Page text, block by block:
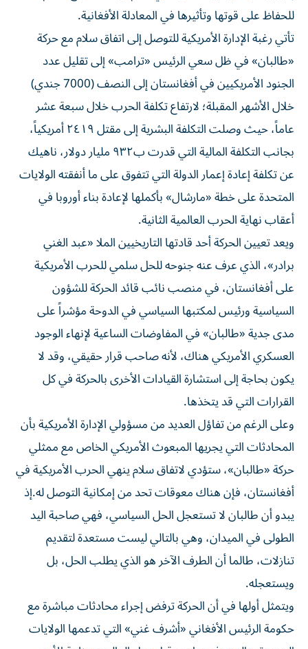
للحفاظ على قوتها وتأثيرها في المعادلة الأفغانية.
تأتي رغبة الإدارة الأمريكية للتوصل إلى اتفاق سلام مع حركة
«طالبان» في ظل سعي الرئيس «ترامب» إلى تقليل عدد
الجنود الأمريكيين في أفغانستان إلى النصف (7000 جندي)
خلال الأشهر المقبلة؛ لارتفاع تكلفة الحرب خلال سبعة عشر
عاماً، حيث وصلت التكلفة البشرية إلى مقتل ٢٤١٩ أمريكياً،
بجانب التكلفة المالية التي قدرت ب٩٣٢ مليار دولار، ناهيك
عن تكلفة إعادة إعمار الدولة التي تتفوق على ما أنفقته الولايات
المتحدة على خطة «مارشال» بأكملها لإعادة بناء أوروبا في
أعقاب نهاية الحرب العالمية الثانية.
ويعد تعيين الحركة أحد قادتها التاريخيين الملا «عبد الغني
برادر»، الذي عرف عنه جنوحه للحل سلمي للحرب الأمريكية
على أفغانستان، في منصب نائب قائد الحركة للشؤون
السياسية ورئيس لمكتبها السياسي في الدوحة مؤشراً على
مدى جدية «طالبان» في المفاوضات الساعية لإنهاء الوجود
العسكري الأمريكي هناك، لأنه صاحب قرار حقيقي، وقد لا
يكون بحاجة إلى استشارة القيادات الأخرى بالحركة في كل
القرارات التي قد يتخذها.
وعلى الرغم من تفاؤل العديد من مسؤولي الإدارة الأمريكية بأن
المحادثات التي يجريها المبعوث الأمريكي الخاص مع ممثلي
حركة «طالبان»، ستؤدي لاتفاق سلام ينهي الحرب الأمريكية في
أفغانستان، فإن هناك معوقات تحد من إمكانية التوصل له.إذ
يبدو أن طالبان لا تستعجل الحل السياسي، فهي صاحبة اليد
الطولى في الميدان، وهي بالتالي ليست مستعدة لتقديم
تنازلات، طالما أن الطرف الآخر هو الذي يطلب الحل، بل
ويستعجله.
ويتمثل أولها في أن الحركة ترفض إجراء محادثات مباشرة مع
حكومة الرئيس الأفغاني «أشرف غني» التي تدعمها الولايات